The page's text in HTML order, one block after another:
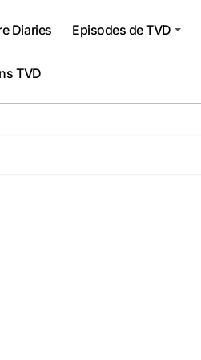
Diaries Episodes de TVD
TVD